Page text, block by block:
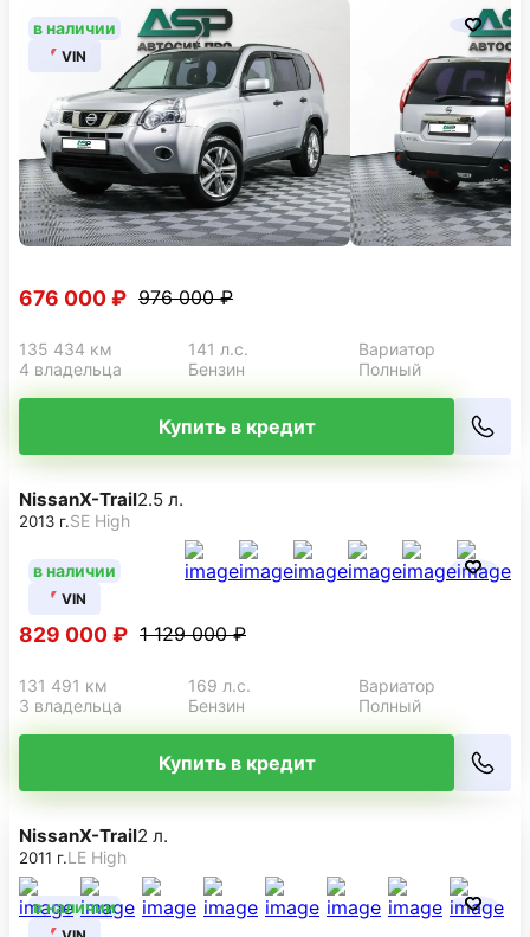
в наличии
VIN
676 000 ₽ 976 000 ₽
135 434 км 141 л.с.
Вариатор
4 владельца
Бензин Полный
Купить в кредит
в наличии
VIN
NissanX-Trail2.5 л.
2013 г.SE High
829 000 ₽ 1 129 000 ₽
131 491 км 169 л.с.
Вариатор
3 владельца
Бензин Полный